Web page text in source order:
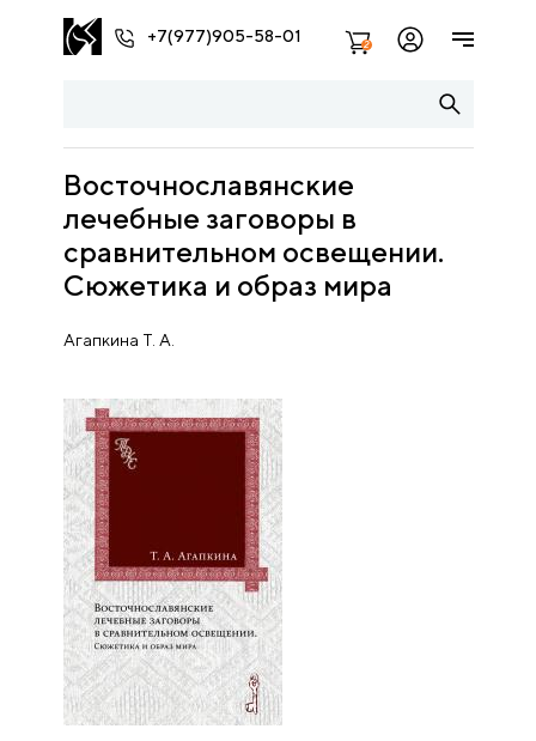
+7(977)905-58-01 2
Восточнославянские
лечебные заговоры в
сравнительном освещении.
Сюжетика и образ мира
Агапкина Т. А.